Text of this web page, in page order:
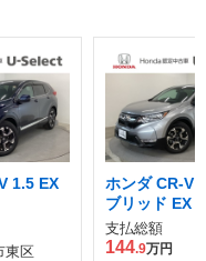
1.5 EX
東区
ホンダ CR-V
ブリッド EX
支払総額
144.9万円